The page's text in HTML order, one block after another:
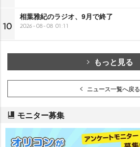
10
相葉雅紀のラジオ、9月で終了
2026-08-08 01:11
もっと見る
ニュース一覧へ戻る
モニター募集